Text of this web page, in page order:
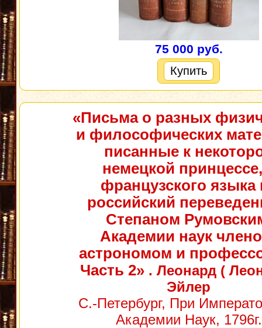
75 000 руб.
Купить
«Письма о разных
и философических
писанные к
немецкой
французского языка
российский
Степаном
Академии наук
астрономом и
Часть 2». Леонард (
Эйлер
С.-Петербург, При
Академии Наук, 1796г.